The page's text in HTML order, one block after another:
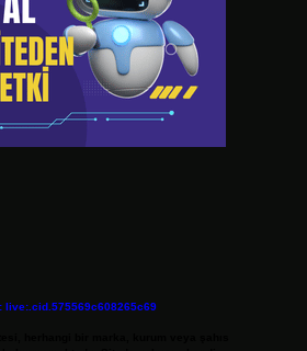
live:.cid.575569c608265c69